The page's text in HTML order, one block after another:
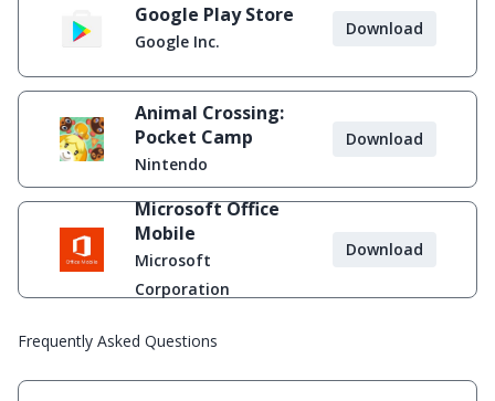
Google Play Store
Google Inc.
Download
Animal Crossing:
Pocket Camp
Nintendo
Download
Microsoft Office
Mobile
Microsoft
Corporation
Download
Frequently Asked Questions